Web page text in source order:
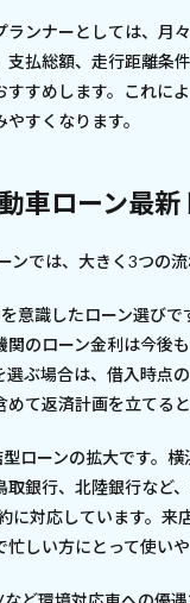
ランナーとしては、月
支払総額、走行距離条
すすめします。これに
すくなります。
車ローン最新
ンでは、大きく3つの流
意識したローン選びで
関のローン金利は今後
選ぶ場合は、借入時点
て返済計画を立てると
ローンの拡大です。横
取銀行、北陸銀行など
に対応しています。来
しい方にとって使いや